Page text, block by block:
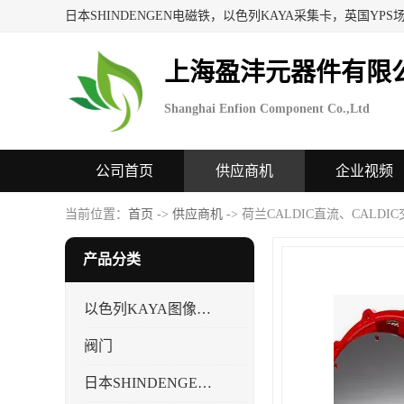
上海盈沣元器件有限
Shanghai Enfion Component Co.,Ltd
公司首页 供应商机 企业视频
当前位置： 首页 -> 供应商机 -> 荷兰CALDIC直流、
产品分类
以色列KAYA图像采集卡，数据采集卡
阀门
日本SHINDENGEN电磁铁